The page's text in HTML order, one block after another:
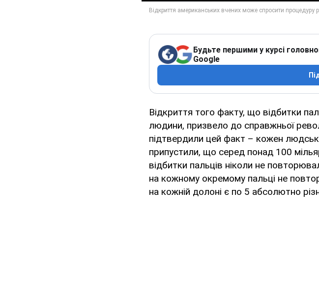
Будьте першими у курсі
Google
Відкриття того факту, що відбитки
людини, призвело до справжньої
підтвердили цей факт – кожен
припустили, що серед понад 100
відбитки пальців ніколи не
на кожному окремому пальці не
на кожній долоні є по 5 абсолютно